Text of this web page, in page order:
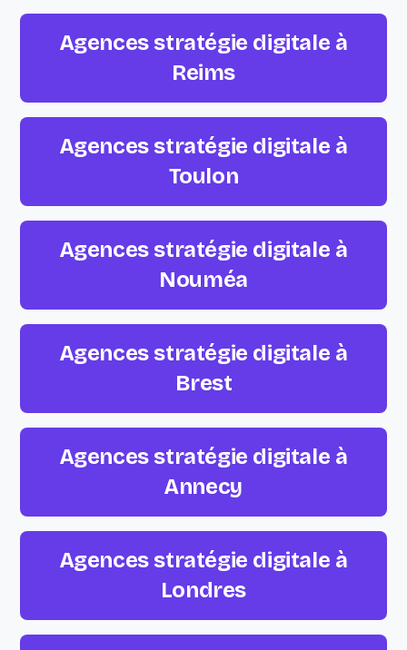
Agences stratégie digitale à
Reims
Agences stratégie digitale à
Toulon
Agences stratégie digitale à
Nouméa
Agences stratégie digitale à
Brest
Agences stratégie digitale à
Annecy
Agences stratégie digitale à
Londres